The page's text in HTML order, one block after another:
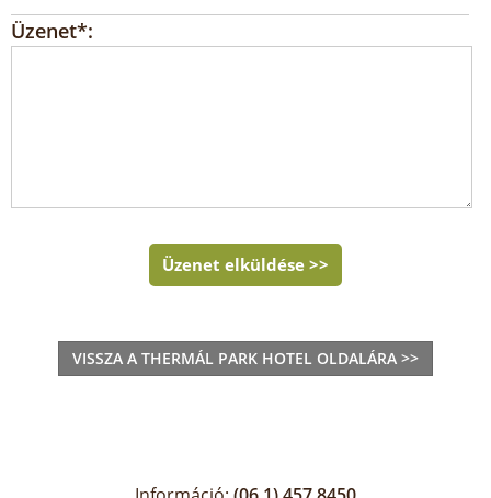
Üzenet*:
Üzenet elküldése >>
VISSZA A THERMÁL PARK HOTEL OLDALÁRA >>